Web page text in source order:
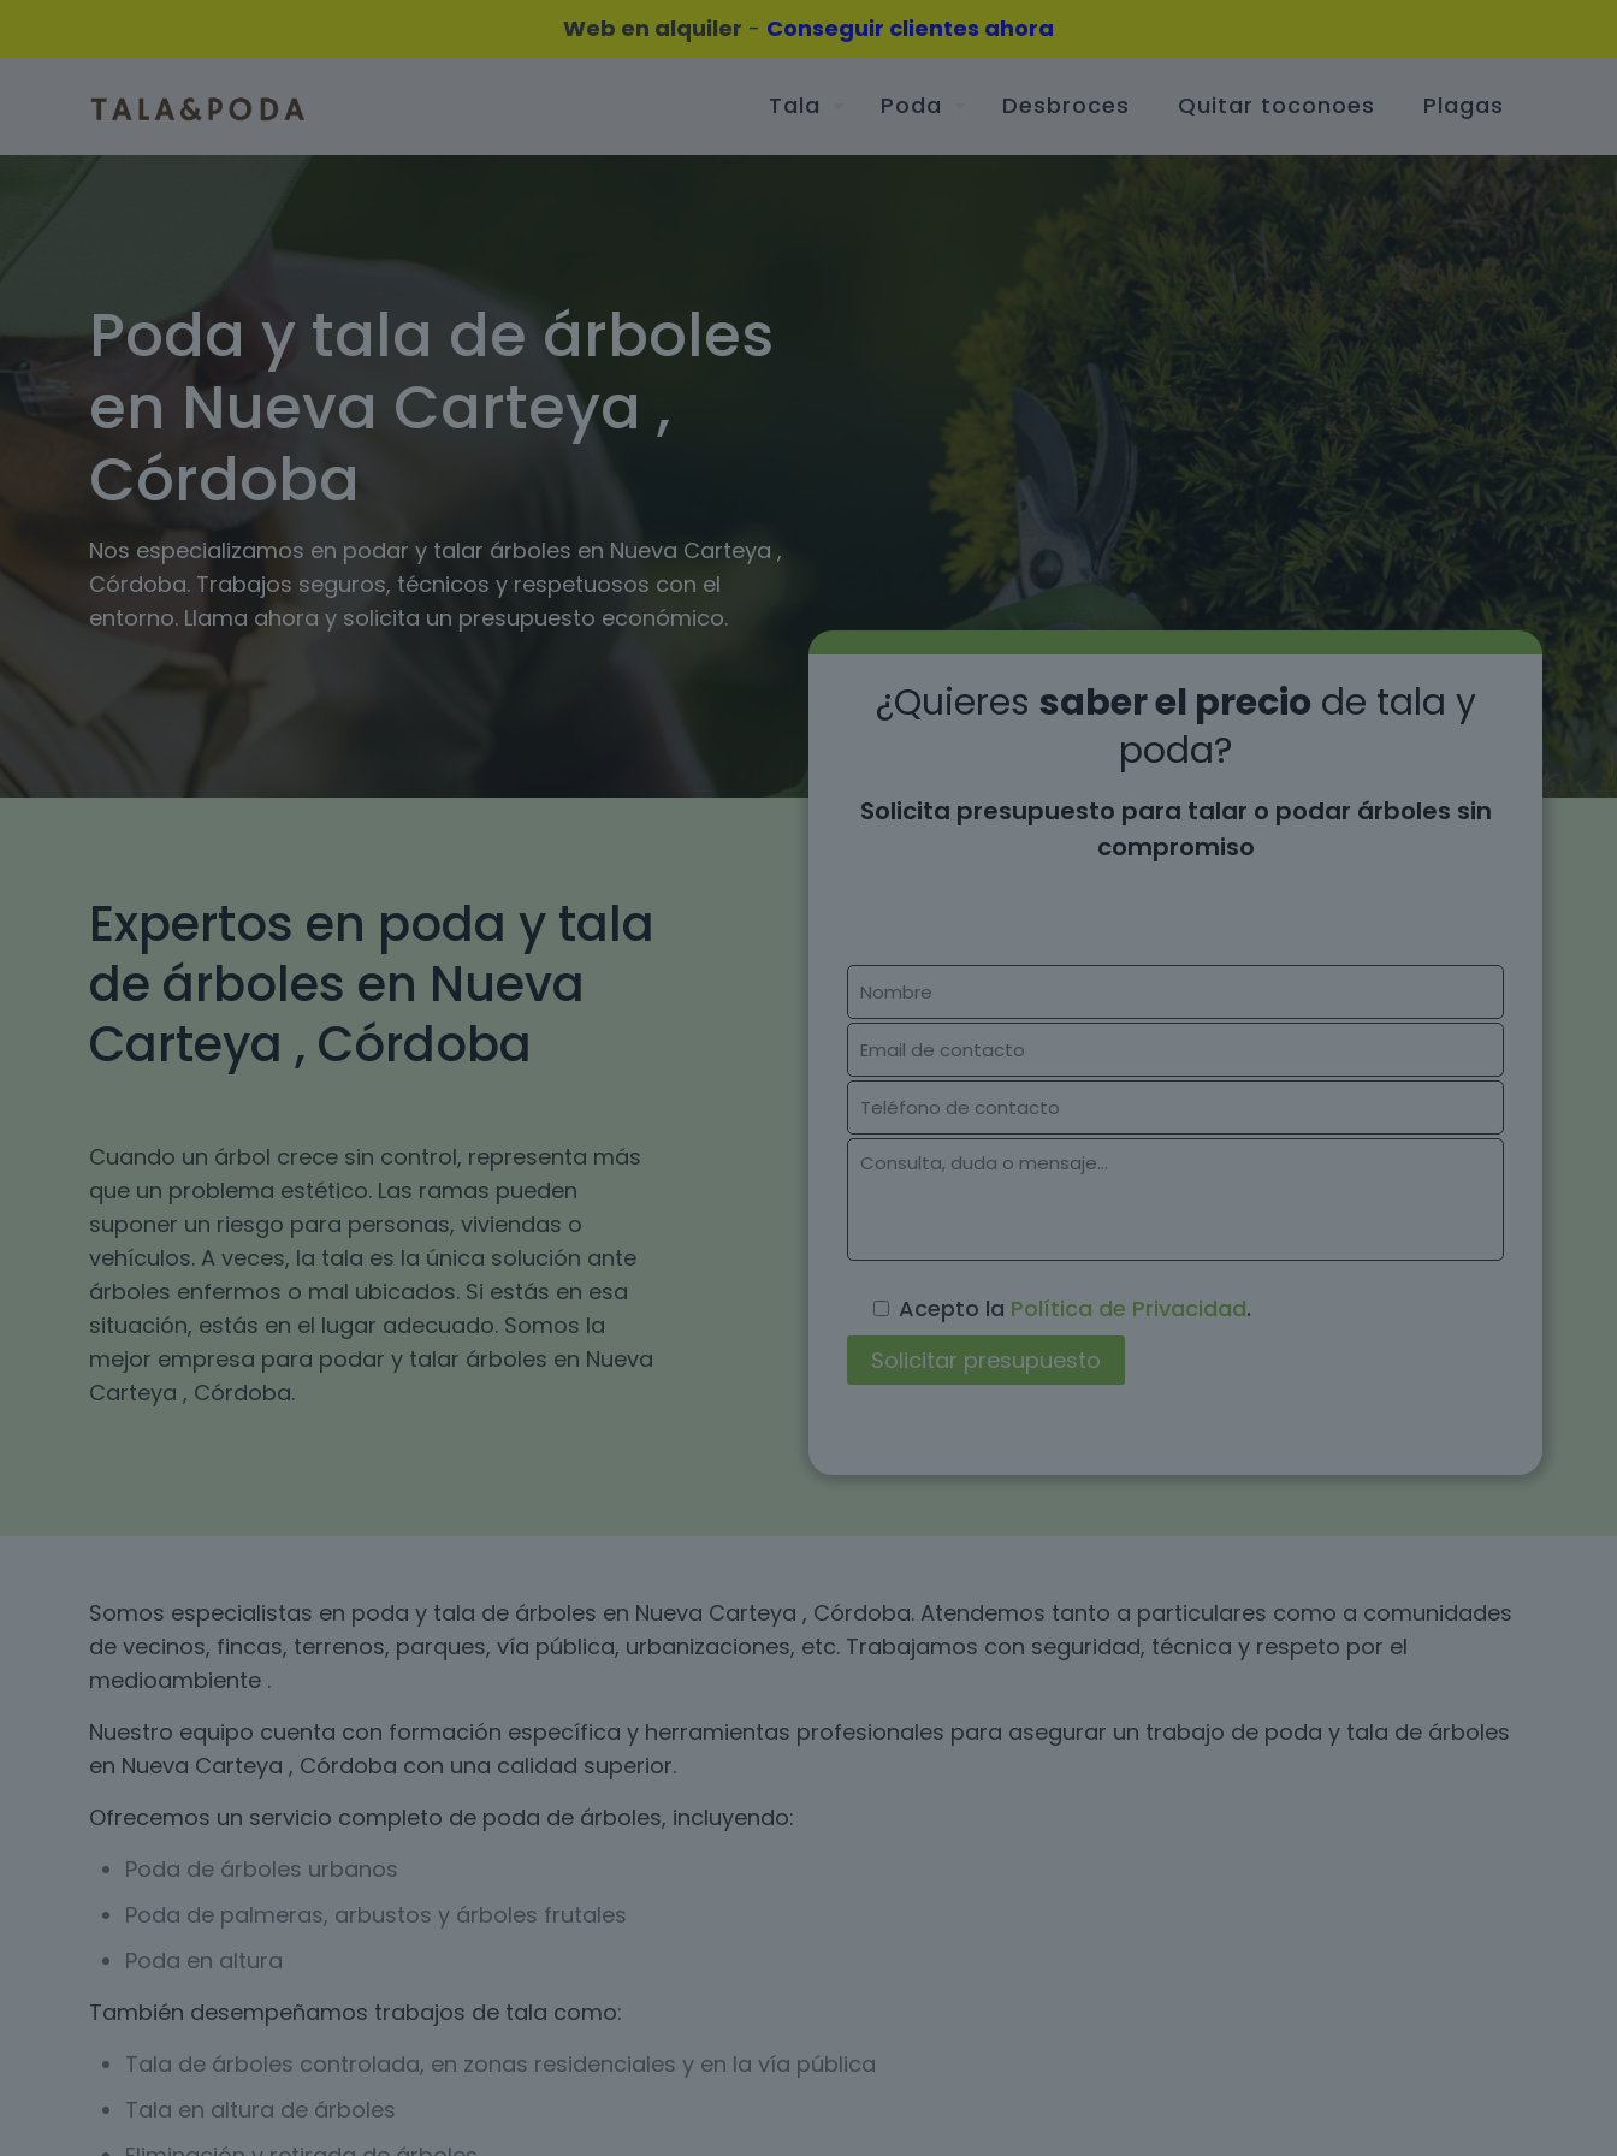
Web en alquiler - Conseguir clientes ahora
Tala Poda Desbroces Quitar toconoes Plagas
Poda y tala de árboles
en Nueva Carteya ,
Córdoba
Nos especializamos en podar y talar árboles en Nueva Carteya ,
Córdoba. Trabajos seguros, técnicos y respetuosos con el
entorno. Llama ahora y solicita un presupuesto económico.
Expertos en poda y tala
de árboles en Nueva
Carteya , Córdoba
Cuando un árbol crece sin control, representa más
que un problema estético. Las ramas pueden
suponer un riesgo para personas, viviendas o
vehículos. A veces, la tala es la única solución ante
árboles enfermos o mal ubicados. Si estás en esa
situación, estás en el lugar adecuado. Somos la
mejor empresa para podar y talar árboles en Nueva
Carteya , Córdoba.
¿Quieres saber el precio de tala y
poda?
Solicita presupuesto para talar o podar árboles sin
compromiso
Acepto la Política de Privacidad.
Somos especialistas en poda y tala de árboles en Nueva Carteya , Córdoba. Atendemos tanto a particulares como a comunidades
de vecinos, fincas, terrenos, parques, vía pública, urbanizaciones, etc. Trabajamos con seguridad, técnica y respeto por el
medioambiente .
Nuestro equipo cuenta con formación específica y herramientas profesionales para asegurar un trabajo de poda y tala de árboles
en Nueva Carteya , Córdoba con una calidad superior.
Ofrecemos un servicio completo de poda de árboles, incluyendo:
Poda de árboles urbanos
Poda de palmeras, arbustos y árboles frutales
Poda en altura
También desempeñamos trabajos de tala como:
Tala de árboles controlada, en zonas residenciales y en la vía pública
Tala en altura de árboles